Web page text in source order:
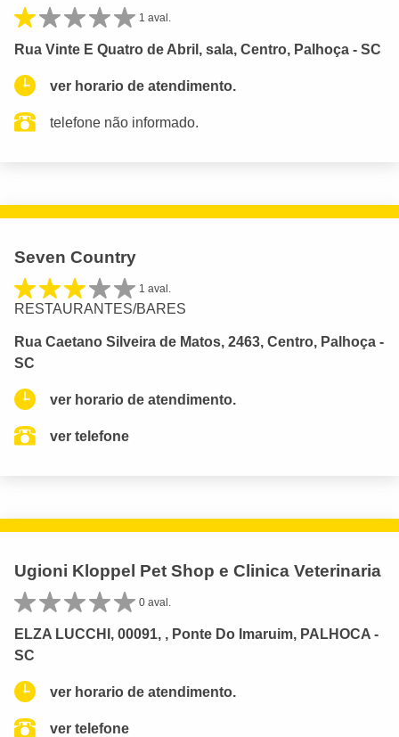
1 aval.
Rua Vinte E Quatro de Abril, sala, Centro, Palhoça - SC
ver horario de atendimento.
telefone não informado.
Seven Country
1 aval.
RESTAURANTES/BARES
Rua Caetano Silveira de Matos, 2463, Centro, Palhoça -
SC
ver horario de atendimento.
ver telefone
Ugioni Kloppel Pet Shop e Clinica Veterinaria
0 aval.
ELZA LUCCHI, 00091, , Ponte Do Imaruim, PALHOCA -
SC
ver horario de atendimento.
ver telefone